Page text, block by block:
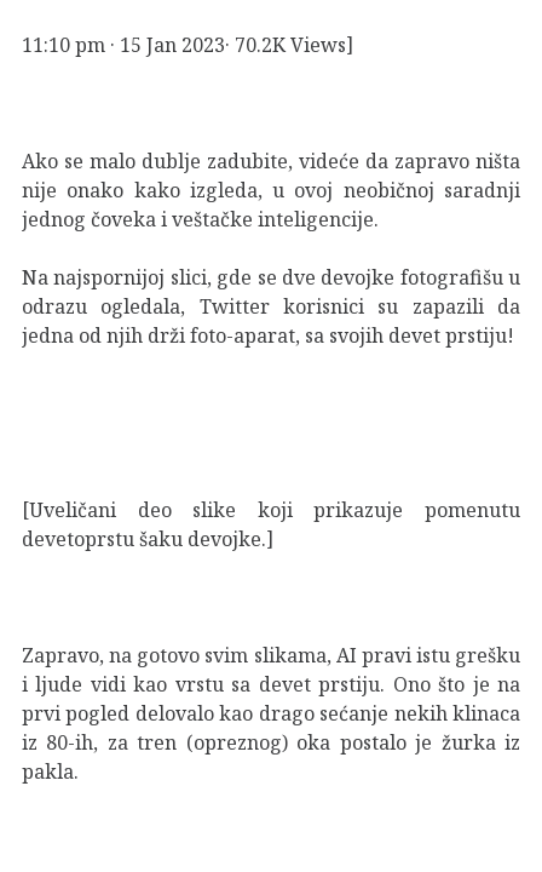
11:10 pm · 15 Jan 2023· 70.2K Views]
Ako se malo dublje zadubite, videće da zapravo ništa
nije onako kako izgleda, u ovoj neobičnoj saradnji
jednog čoveka i veštačke inteligencije.
Na najspornijoj slici, gde se dve devojke fotografišu u
odrazu ogledala, Twitter korisnici su zapazili da
jedna od njih drži foto-aparat, sa svojih devet prstiju!
[Uveličani deo slike koji prikazuje pomenutu
devetoprstu šaku devojke.]
Zapravo, na gotovo svim slikama, AI pravi istu grešku
i ljude vidi kao vrstu sa devet prstiju. Ono što je na
prvi pogled delovalo kao drago sećanje nekih klinaca
iz 80-ih, za tren (opreznog) oka postalo je žurka iz
pakla.